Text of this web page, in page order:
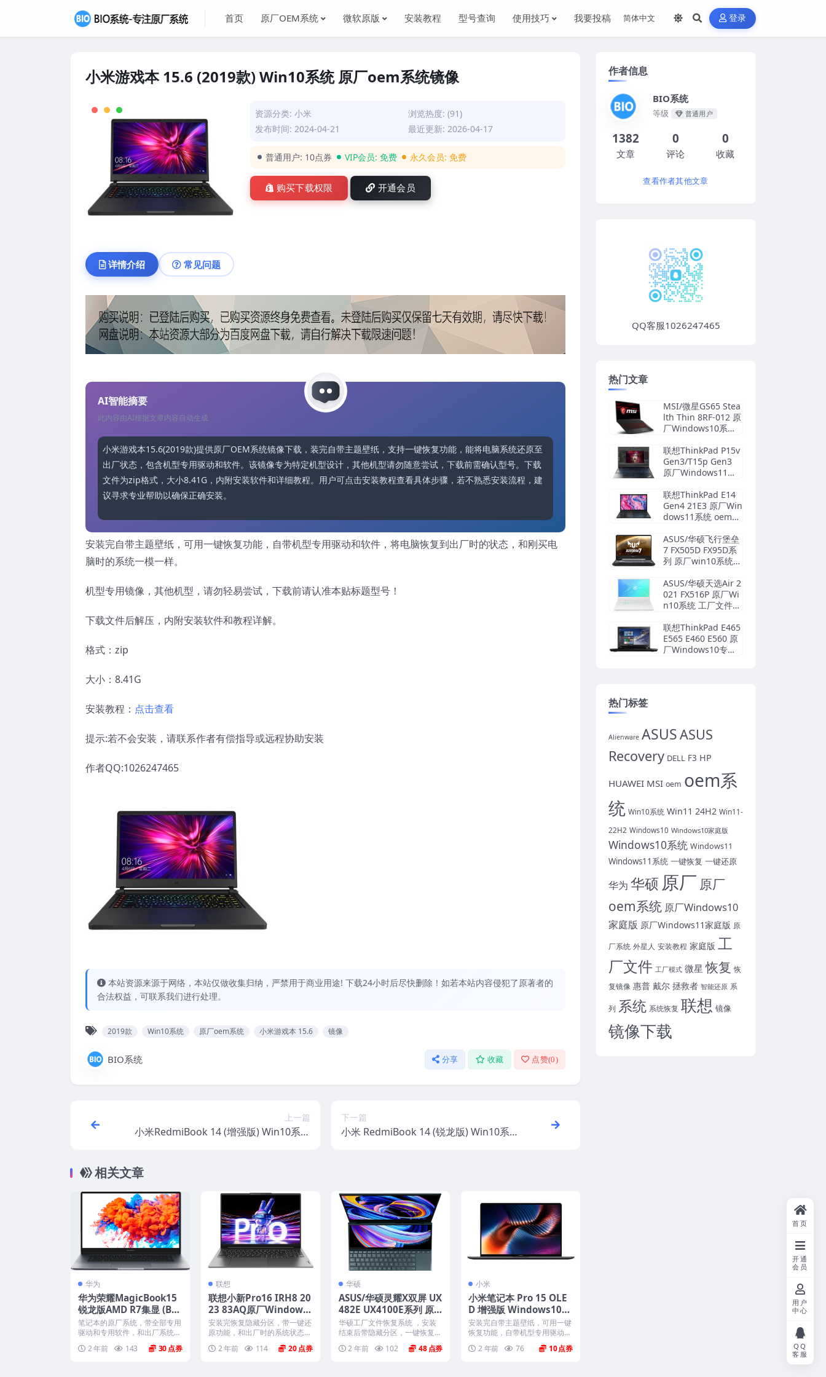
首页 原厂OEM系统 微软原版 安装教程 型号查询 使用技巧 我要投稿 登录
小米游戏本 15.6 (2019款) Win10系统 原厂oem系统镜像
资源分类:小米
浏览热度: (91)
发布时间: 2024-04-21
最近更新: 2026-04-17
普通用户: 10点券 VIP会员:免费 永久会员:免费
购买下载权限 开通会员
详情介绍 常见问题
AI智能摘要
此内容由AI根据文章内容自动生成
小米游戏本15.6(2019款)提供原厂OEM系统镜像下载，装完自带主题壁纸，支持一键恢复功能，能将电脑系统还原至
出厂状态，包含机型专用驱动和软件。该镜像专为特定机型设计，其他机型请勿随意尝试，下载前需确认型号。下载
文件为zip格式，大小8.41G，内附安装软件和详细教程。用户可点击安装教程查看具体步骤，若不熟悉安装流程，建
议寻求专业帮助以确保正确安装。
安装完自带主题壁纸，可用一键恢复功能，自带机型专用驱动和软件，将电脑恢复到出厂时的状态，和刚买电
脑时的系统一模一样。
机型专用镜像，其他机型，请勿轻易尝试，下载前请认准本贴标题型号！
下载文件后解压，内附安装软件和教程详解。
格式：zip
大小：8.41G
安装教程： 点击查看
提示:若不会安装，请联系作者有偿指导或远程协助安装
作者QQ:1026247465
本站资源来源于网络，本站仅做收集归纳，严禁用于商业用途! 下载24小时后尽快删除！如若本站内容侵犯了原著者的
合法权益，可联系我们进行处理。
2019款 Win10系统 原厂oem系统 小米游戏本 15.6 镜像
BIO系统 分享 收藏 点赞(0)
上一篇
小米RedmiBook 14 (增强版) Win10系统
下一篇
小米 RedmiBook 14 (锐龙版) Win10系统
相关文章
华为
华为荣耀MagicBook15
锐龙版AMD R7集显 (Bo
h-WAP9HNR) Win10家
庭版 原厂oem系统
笔记本的原厂系统，带全部专用
驱动和专用软件，和出厂系统一
摸一样。不带一键还原功能...
2 年前 143 30
联想
联想小新Pro16 IRH8 20
23 83AQ原厂Windows
11家庭中文版恢复镜像
原厂oem系统
安装完恢复隐藏分区，带一键还
原功能，和出厂时的系统状态一
模一样。 机型(MTM)...
2 年前 114 20
华硕
ASUS/华硕灵耀X双屏 UX
482E UX4100E系列 原
厂win10系统 工厂文件
带FASUS Recovery恢复
华硕工厂文件恢复系统 ，安装
结束后带隐藏分区，一键恢复，
以及机器所有驱动软件。 ...
2 年前 102 48
小米
小米笔记本 Pro 15 OLE
D 增强版 Windows10系
统 原厂oem系统镜像
安装完自带主题壁纸，可用一键
恢复功能，自带机型专用驱动和
软件，将电脑恢复到出厂时...
2 年前 76 10
作者信息
BIO系统
等级 普通用户
1382
文章
0
评论
0
收藏
查看作者其他文章
QQ客服1026247465
热门文章
MSI/微星GS65 Stea
lth Thin 8RF-012 原
厂Windows10系统
恢复
联想ThinkPad P15v
Gen3/T15p Gen3
原厂Windows11系
载
联想ThinkPad E14
Gen4 21E3 原厂Win
dows11系统 oem系
ASUS/华硕飞行堡垒
7 FX505D FX95D系
列 原厂win10系统
ASUS/华硕天选Air 2
021 FX516P 原厂Wi
n10系统 工厂文件
复
联想ThinkPad E465
E565 E460 E560 原
厂Windows10专业
热门标签
Alienware ASUSASUS
Recovery DELL F3 HP
HUAWEI MSI oem oem系
统 Win10系统 Win11 24H2 Win11-
22H2 Windows10 Windows10家庭版
Windows10系统 Windows11
Windows11系统 一键恢复 一键还原
华为 华硕 原厂 原厂
oem系统 原厂Windows10
家庭版 原厂Windows11家庭版 原
厂系统 外星人 安装教程 家庭版 工
厂文件 工厂模式 微星 恢复 恢
复镜像 惠普 戴尔 拯救者 智能还原 系
列 系统 系统恢复 联想 镜像
镜像下载
首页
开通
会员
用户
中心
QQ
客服